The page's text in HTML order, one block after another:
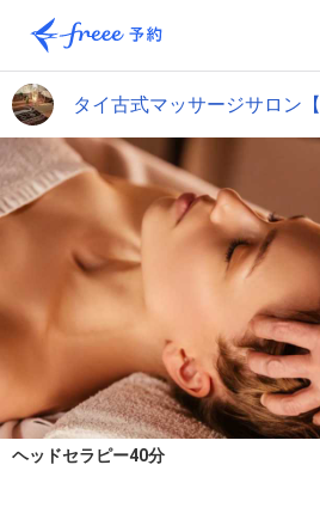
タイ古式マッサージサロン
ヘッドセラピー40分